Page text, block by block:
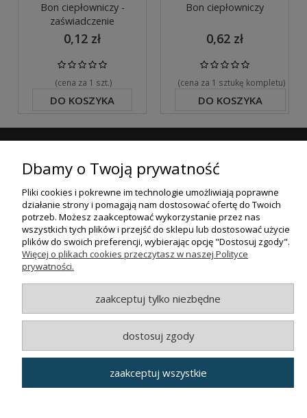
Bon ciepłowniczy -
zaświadczenie
0,12 zł
(cena za 1 szt.)
DO KOSZYKA
Bon ciepłowniczy
0,62 zł
(cena za 1 sztukę kompletu)
DO KOSZYKA
ZAKUPY
POMOC
INFORMACJE
Wszystkie prawa zastrzeżone.
Dbamy o Twoją prywatność
Pliki cookies i pokrewne im technologie umożliwiają poprawne
działanie strony i pomagają nam dostosować ofertę do Twoich
potrzeb. Możesz zaakceptować wykorzystanie przez nas
wszystkich tych plików i przejść do sklepu lub dostosować użycie
plików do swoich preferencji, wybierając opcję "Dostosuj zgody".
Więcej o plikach cookies przeczytasz w naszej Polityce
prywatności.
zaakceptuj tylko niezbędne
dostosuj zgody
zaakceptuj wszystkie